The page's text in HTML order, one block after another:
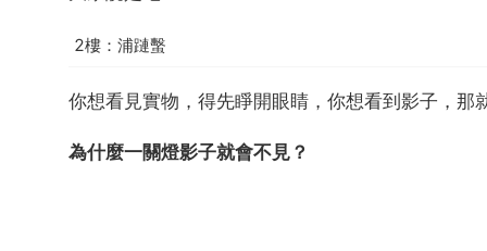
2樓：浦蹥蟿
你想看見實物，得先睜開眼睛，你想看到影子，那
為什麼一關燈影子就會不見？